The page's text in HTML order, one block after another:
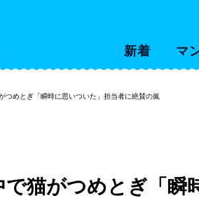
新着 マ
つめとぎ「瞬時に思いついた」担当者に絶賛の嵐
猫がつめとぎ「瞬